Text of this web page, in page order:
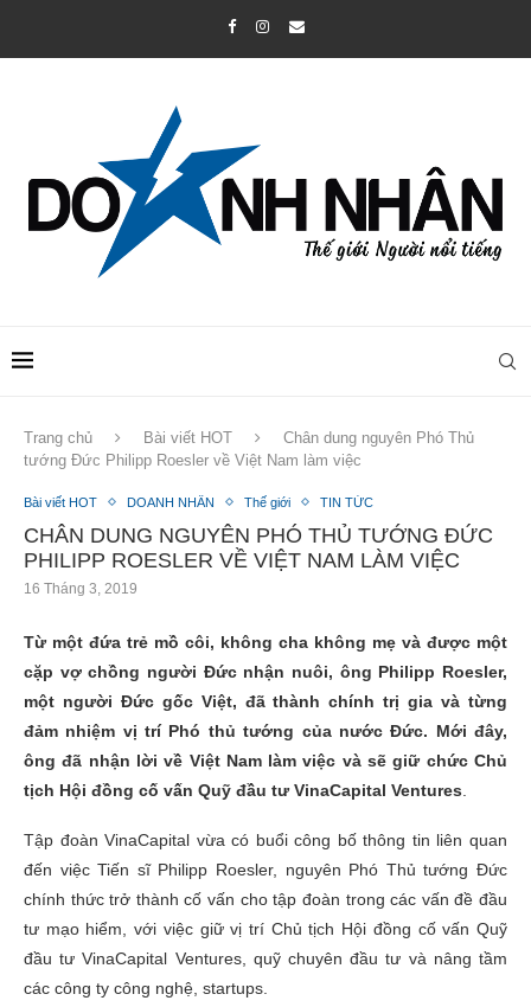
Trang chủ Bài viết HOT
Chân dung nguyên Phó Thủ
tướng Đức Philipp Roesler về Việt Nam làm việc
Bài viết HOT DOANH NHÂN Thế giới TIN TỨC
CHÂN DUNG NGUYÊN PHÓ THỦ TƯỚNG ĐỨC
PHILIPP ROESLER VỀ VIỆT NAM LÀM VIỆC
16 Tháng 3, 2019
Từ một đứa trẻ mồ côi, không cha không mẹ và được một
cặp vợ chồng người Đức nhận nuôi, ông Philipp Roesler,
một người Đức gốc Việt, đã thành chính trị gia và từng
đảm nhiệm vị trí Phó thủ tướng của nước Đức. Mới đây,
ông đã nhận lời về Việt Nam làm việc và sẽ giữ chức Chủ
tịch Hội đồng cố vấn Quỹ đầu tư VinaCapital Ventures
Tập đoàn VinaCapital vừa có buổi công bố thông tin liên quan
đến việc Tiến sĩ Philipp Roesler, nguyên Phó Thủ tướng Đức
chính thức trở thành cố vấn cho tập đoàn trong các vấn đề đầu
tư mạo hiểm, với việc giữ vị trí Chủ tịch Hội đồng cố vấn Quỹ
đầu tư VinaCapital Ventures, quỹ chuyên đầu tư và nâng tầm
các công ty công nghệ, startups.